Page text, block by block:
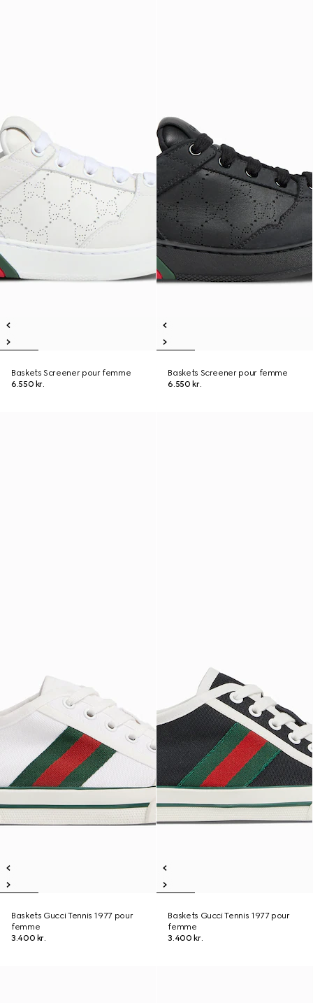
Baskets Screener pour femme
6.550 kr.
Baskets Screener pour femme
6.550 kr.
Baskets Gucci Tennis 1977 pour
femme
3.400 kr.
Baskets Gucci Tennis 1977 pour
femme
3.400 kr.